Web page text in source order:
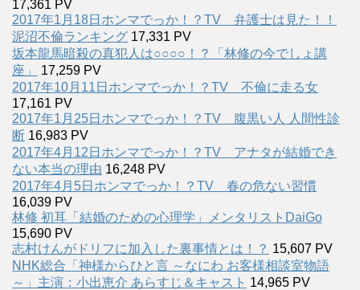
17,361 PV
2017年1月18日ホンマでっか！？TV 弁護士は見た！！
泥沼不倫ランキング 17,331 PV
坂本龍馬暗殺の真犯人は○○○○！？「林修の今でしょ講
座」
17,259 PV
2017年10月11日ホンマでっか！？TV 不倫に走る女
17,161 PV
2017年1月25日ホンマでっか！？TV 腹黒い人 人間性診
断 16,983 PV
2017年4月12日ホンマでっか！？TV アナタが結婚でき
ない本当の理由 16,248 PV
2017年4月5日ホンマでっか！？TV 春の危ない習慣
16,039 PV
林修 初耳「結婚のための心理学」メンタリストDaiGo
15,690 PV
志村けんがドリフに加入した裏事情とは！？ 15,607 PV
NHK総合「神様からひと言 ～なにわ お客様相談室物語
～」主演：小出恵介 あらすじ＆キャスト 14,965 PV